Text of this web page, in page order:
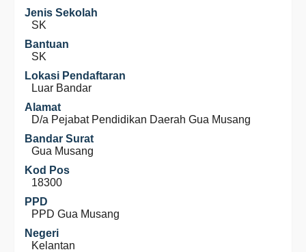
Jenis Sekolah
SK
Bantuan
SK
Lokasi Pendaftaran
Luar Bandar
Alamat
D/a Pejabat Pendidikan Daerah Gua Musang
Bandar Surat
Gua Musang
Kod Pos
18300
PPD
PPD Gua Musang
Negeri
Kelantan